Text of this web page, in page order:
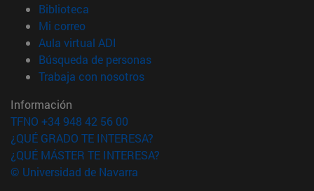
Biblioteca
Mi correo(abre en nueva ventana)
Aula virtual ADI
Búsqueda de personas(abre en nueva ventana)
Trabaja con nosotros(abre en nueva ventana)
Información
TFNO +34 948 42 56 00
¿QUÉ GRADO TE INTERESA?
¿QUÉ MÁSTER TE INTERESA?
© Universidad de Navarra